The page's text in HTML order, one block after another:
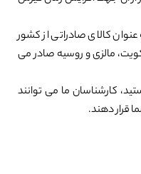
کالای صادراتی از کشور
مالزی و روسیه صادر می
کارشناسان ما می توانند
قرار دهند.